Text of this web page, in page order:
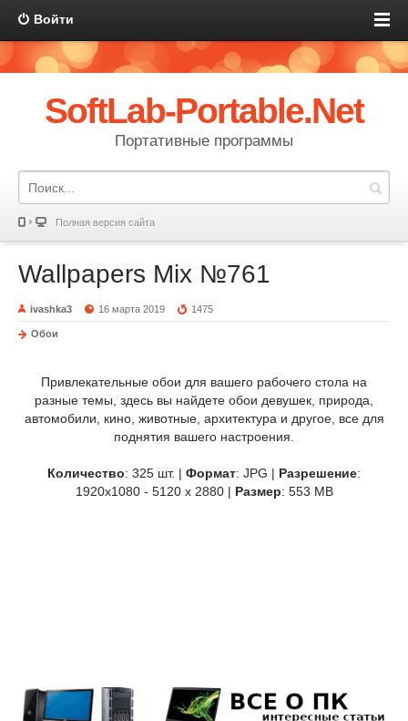
Войти
SoftLab-Portable.Net
Портативные программы
Полная версия сайта
Wallpapers Mix №761
ivashka3 16 марта 2019 1475
Обои
Привлекательные обои для вашего рабочего стола на
разные темы, здесь вы найдете обои девушек, природа,
автомобили, кино, животные, архитектура и другое, все для
поднятия вашего настроения.
Количество: 325 шт. | Формат: JPG | Разрешение:
1920x1080 - 5120 x 2880 | Размер: 553 MB